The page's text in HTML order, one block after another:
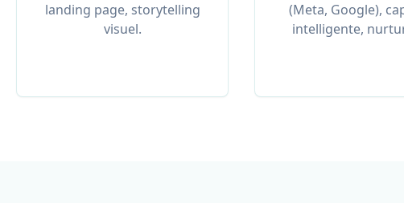
landing page, storytelling
visuel.
(Meta, Google),
intelligente,